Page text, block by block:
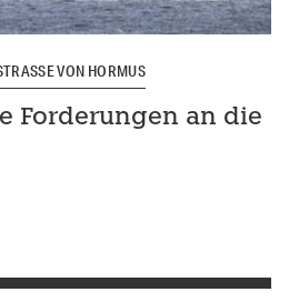
VON HORMUS
Forderungen an die